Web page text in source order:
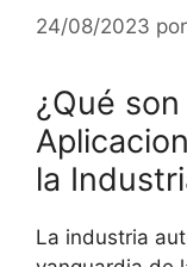
24/08/2023 por
¿Qué
la
La industria